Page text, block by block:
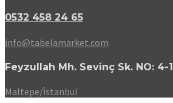
0532 458 24 65
info@tabelamarket.com
Feyzullah Mh. Sevinç Sk. NO: 4-1
Maltepe/İstanbul